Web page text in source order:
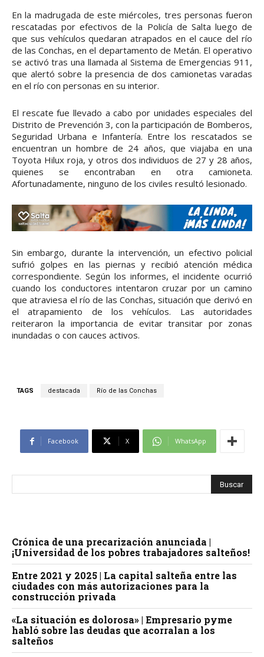
En la madrugada de este miércoles, tres personas fueron
rescatadas por efectivos de la Policía de Salta luego de
que sus vehículos quedaran atrapados en el cauce del río
de las Conchas, en el departamento de Metán. El operativo
se activó tras una llamada al Sistema de Emergencias 911,
que alertó sobre la presencia de dos camionetas varadas
en el río con personas en su interior.
El rescate fue llevado a cabo por unidades especiales del
Distrito de Prevención 3, con la participación de Bomberos,
Seguridad Urbana e Infantería. Entre los rescatados se
encuentran un hombre de 24 años, que viajaba en una
Toyota Hilux roja, y otros dos individuos de 27 y 28 años,
quienes se encontraban en otra camioneta.
Afortunadamente, ninguno de los civiles resultó lesionado.
Sin embargo, durante la intervención, un efectivo policial
sufrió golpes en las piernas y recibió atención médica
correspondiente. Según los informes, el incidente ocurrió
cuando los conductores intentaron cruzar por un camino
que atraviesa el río de las Conchas, situación que derivó en
el atrapamiento de los vehículos. Las autoridades
reiteraron la importancia de evitar transitar por zonas
inundadas o con cauces activos.
TAGS destacada Río de las Conchas
Facebook X WhatsApp
Crónica de una precarización anunciada |
¡Universidad de los pobres trabajadores salteños!
Entre 2021 y 2025 | La capital salteña entre las
ciudades con más autorizaciones para la
construcción privada
«La situación es dolorosa» | Empresario pyme
habló sobre las deudas que acorralan a los
salteños